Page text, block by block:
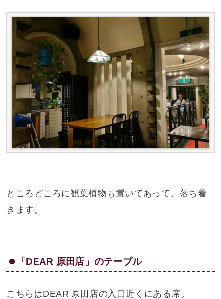
ところどころに観葉植物も置いてあって、落ち着
きます。
「DEAR 原田店」のテーブル
こちらはDEAR 原田店の入口近くにある席。